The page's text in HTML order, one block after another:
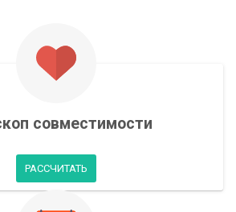
совместимости
РАССЧИТАТЬ